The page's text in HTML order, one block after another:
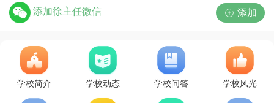
添加徐主任微信  添加
学校简介 学校动态 学校问答 学校风光